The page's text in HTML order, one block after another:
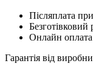
Післяплата
Безготівковий
Онлайн оплата
Гарантія від